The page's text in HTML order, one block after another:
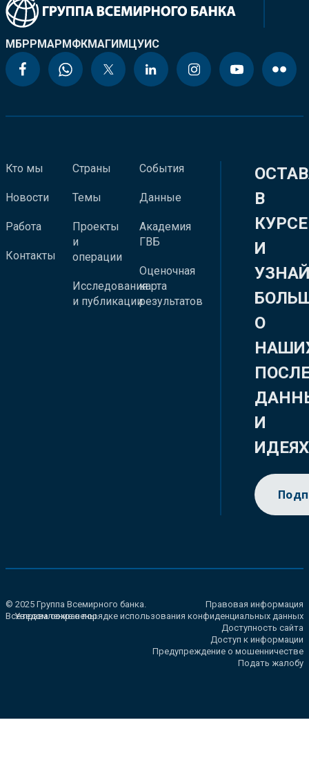
МБРРМАРМФКМАГИМЦУИС
Кто мы
Новости
Работа
Контакты
Страны
Темы
Проекты
и
операции
Исследования
и публикации
События
Данные
Академия
ГВБ
Оценочная
карта
результатов
В
КУРСЕ
И
О
И
ИДЕЯХ
© 2025 Группа Всемирного банка.
Все права сохранены.
Правовая информация
Уведомление о порядке использования конфиденциальных данных
Доступность сайта
Доступ к информации
Предупреждение о мошенничестве
Подать жалобу